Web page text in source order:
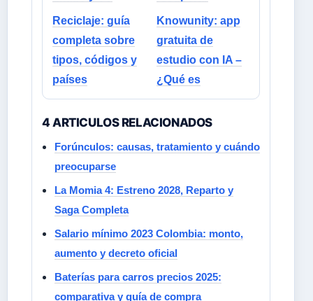
Reciclaje: guía
completa sobre
tipos, códigos y
países
Knowunity: app
gratuita de
estudio con IA –
¿Qué es
4 ARTICULOS RELACIONADOS
Forúnculos: causas, tratamiento y cuándo
preocuparse
La Momia 4: Estreno 2028, Reparto y
Saga Completa
Salario mínimo 2023 Colombia: monto,
aumento y decreto oficial
Baterías para carros precios 2025:
comparativa y guía de compra